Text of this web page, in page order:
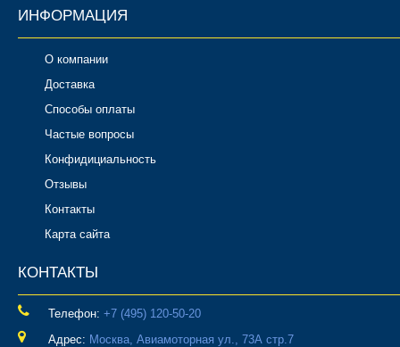
ИНФОРМАЦИЯ
О компании
Доставка
Способы оплаты
Частые вопросы
Конфидициальность
Отзывы
Контакты
Карта сайта
КОНТАКТЫ
Телефон: ‎+7 (495) 120-50-20
Адрес: Москва, Авиамоторная ул., 73А стр.7